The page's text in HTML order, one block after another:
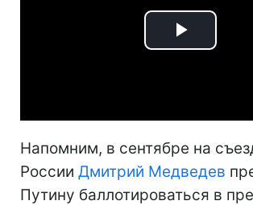
Play
Напомним, в сентябре на
России Дмитрий Медведев
Путину баллотироваться в